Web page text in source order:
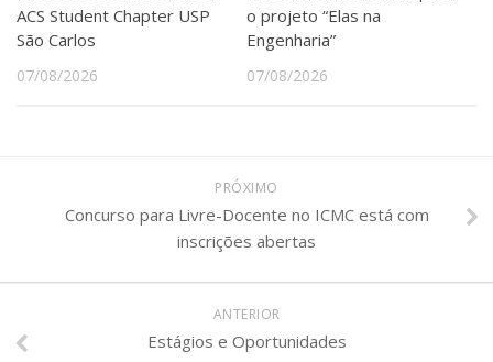
ACS Student Chapter USP
São Carlos
07/08/2026
o projeto “Elas na
Engenharia”
07/08/2026
PRÓXIMO
Concurso para Livre-Docente no ICMC está com
inscrições abertas
ANTERIOR
Estágios e Oportunidades